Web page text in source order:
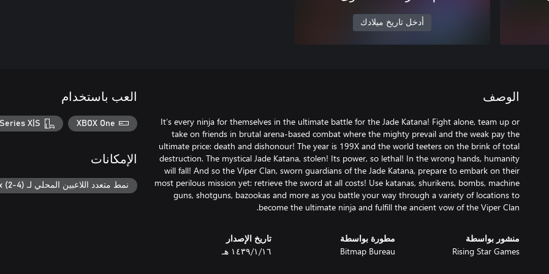
أدخل تاريخ ميلادك
الوصف
It’s every ninja for themselves in the ultimate battle for the Jade Katana! Fight alone, team up or
take on friends in brutal arena-based combat where the mighty prevail and the weak pay the
ultimate price: death and dishonour! The year is 199X and the world teeters on the brink of total
destruction. The mystical Jade Katana, stolen! Its power, so lethal! In the wrong hands, humanity
will fall! And so the Viper Clan, sworn guardians of the Jade Katana, prepare to embark on their
most perilous mission yet: retrieve the sword at all costs! Use katanas, shurikens, bombs, machine
guns, shotguns, bazookas and more as you battle your way through a variety of locations to
become the ultimate ninja and fulfill the ancient vow of the Viper Clan.
منشور بواسطة
Rising Star Games
مطورة بواسطة
Bitmap Bureau
تاريخ الإصدار
١٦‏/١‏/١٤٣٩ هـ
العب باستخدام
XBOX One
X|S
الإمكانات
نمط متعدد اللاعبين المحلي لـ Xbox (2-4)